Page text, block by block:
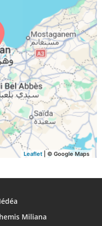
Leaflet | © Google Maps
Miliana